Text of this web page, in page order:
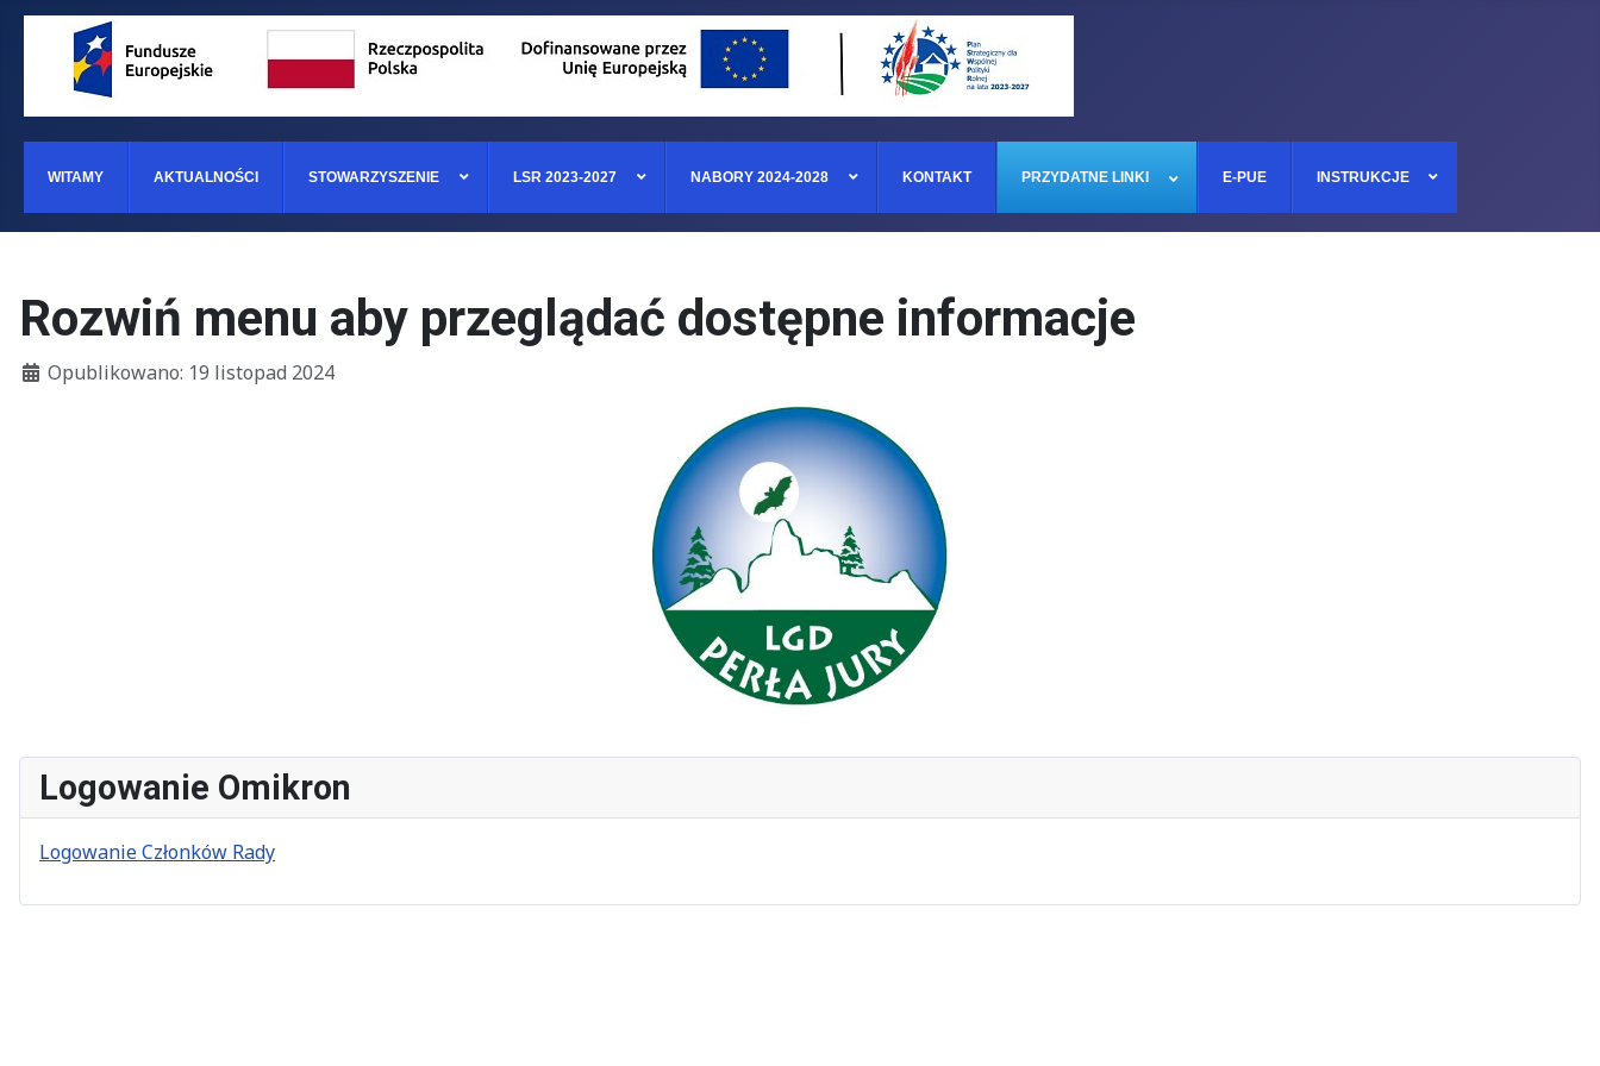
WITAMY AKTUALNOŚCI STOWARZYSZENIE LSR 2023-2027 NABORY 2024-2028 KONTAKT PRZYDATNE LINKI E-PUE INSTRUKCJE
Rozwiń menu aby przeglądać dostępne informacje
Szczegóły
Opublikowano: 19 listopad 2024
Logowanie Omikron
Logowanie Członków Rady